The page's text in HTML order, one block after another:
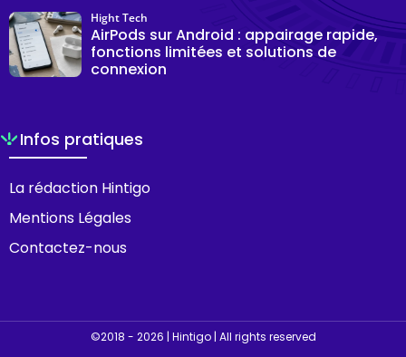
AirPods sur Android : appairage rapide,
fonctions limitées et solutions de
connexion
Hight Tech
Infos pratiques
La rédaction Hintigo
Mentions Légales
Contactez-nous
©2018 - 2026 | Hintigo | All rights reserved